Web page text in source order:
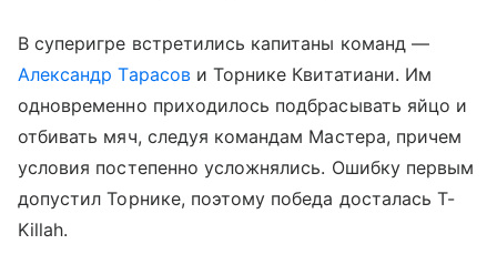
В суперигре встретились капитаны команд —
Александр Тарасови Торнике Квитатиани. Им
одновременно приходилось подбрасывать яйцо и
отбивать мяч, следуя командам Мастера, причем
условия постепенно усложнялись. Ошибку первым
допустил Торнике, поэтому победа досталась T-
Killah.